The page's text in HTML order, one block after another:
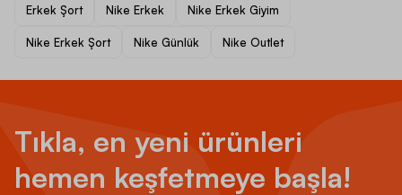
Erkek Şort Nike Erkek Nike Erkek Giyim
Nike Erkek Şort Nike Günlük Nike Outlet
Tıkla, en yeni ürünleri
hemen keşfetmeye başla!